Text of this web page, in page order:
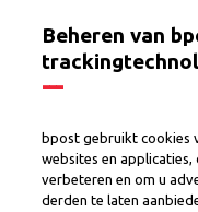
Beheren van
bpost gebruikt cookies
websites en
verbeteren en om u
derden te laten